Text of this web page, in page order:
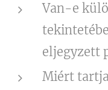
Van-e
eljegyzett
Miért